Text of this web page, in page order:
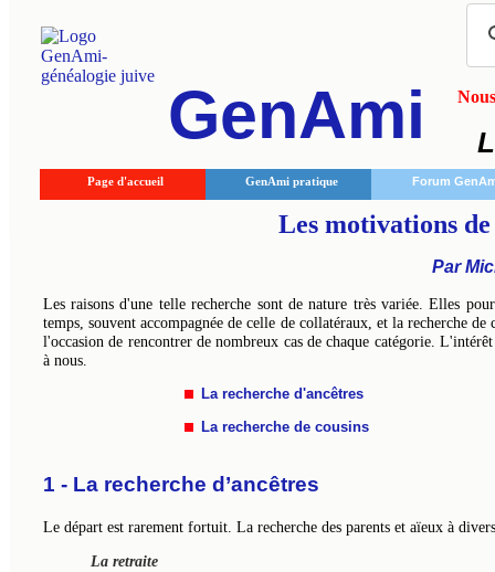
GenAmi
Page d'accueil GenAmi pratique Forum
Les motivations
Par
Les raisons d'une telle recherche sont de nature très variée. Elles
temps, souvent accompagnée de celle de collatéraux, et la recherche
l'occasion de rencontrer de nombreux cas de chaque catégorie.
à nous.
La recherche d'ancêtres
La recherche de cousins
1 - La recherche d’ancêtres
Le départ est rarement fortuit. La recherche des parents et aïeux à
La retraite